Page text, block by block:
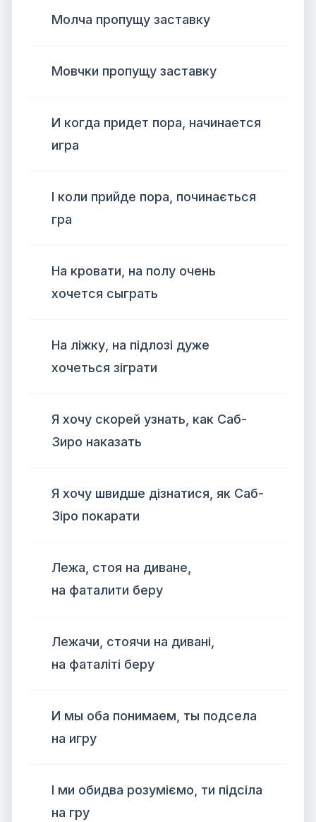
Молча пропущу заставку
Мовчки пропущу заставку
И когда придет пора, начинается
игра
І коли прийде пора, починається
гра
На кровати, на полу очень
хочется сыграть
На ліжку, на підлозі дуже
хочеться зіграти
Я хочу скорей узнать, как Саб-
Зиро наказать
Я хочу швидше дізнатися, як Саб-
Зіро покарати
Лежа, стоя на диване,
на фаталити беру
Лежачи, стоячи на дивані,
на фаталіті беру
И мы оба понимаем, ты подсела
на игру
І ми обидва розуміємо, ти підсіла
на гру